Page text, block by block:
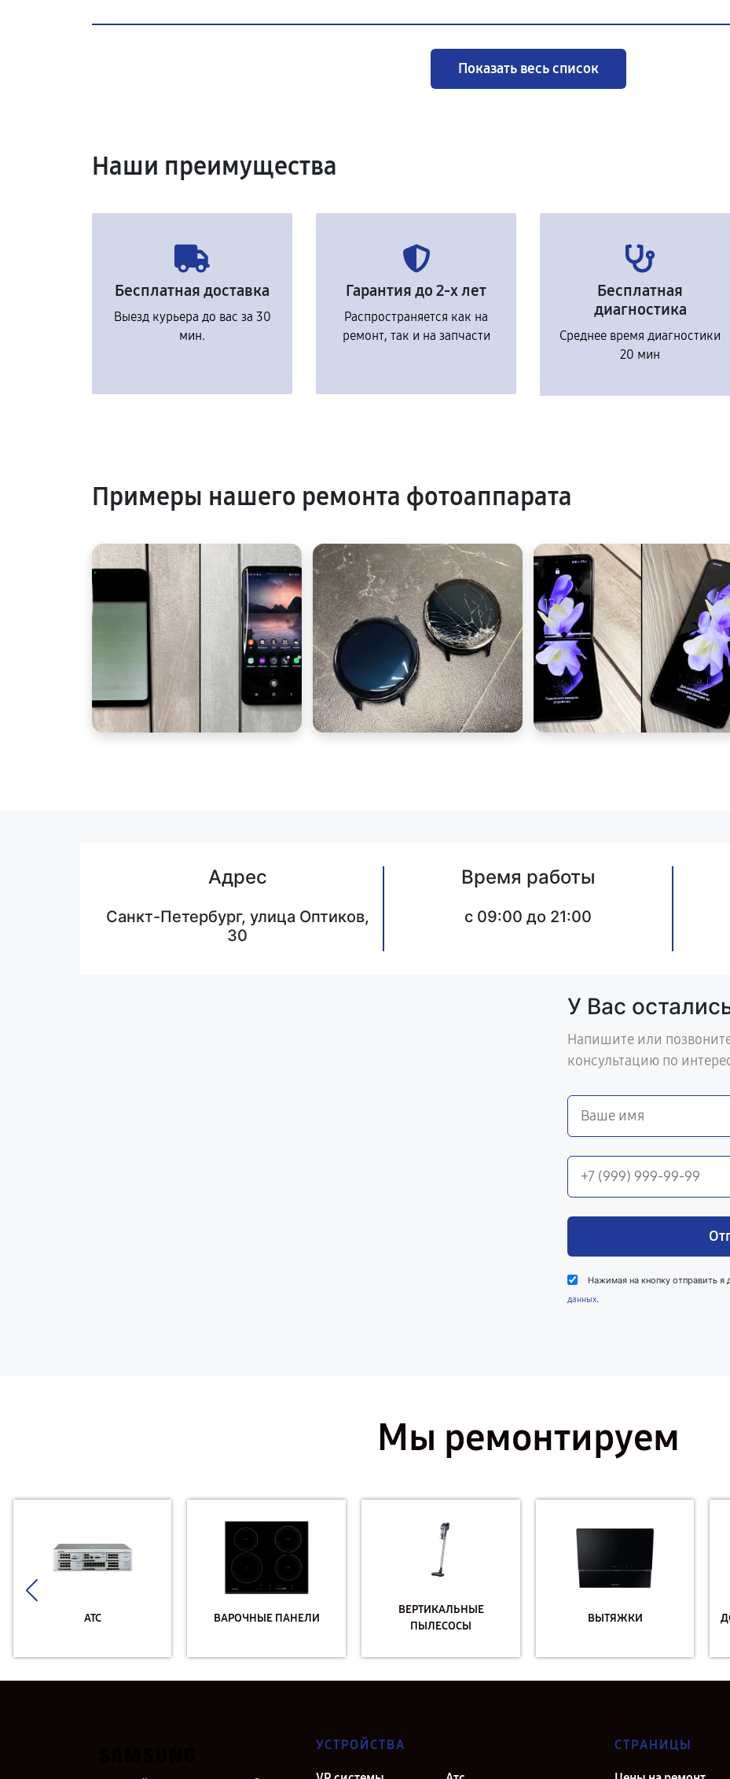
Показать весь список
Наши преимущества
Бесплатная доставка
Выезд курьера до вас за 30
мин.
Гарантия до 2-х лет
Распространяется как на
ремонт, так и на запчасти
Бесплатная
диагностика
Среднее время диагностики
20 мин
Примеры нашего ремонта фотоаппарата
Адрес
Санкт-Петербург, улица Оптиков,
30
Время работы
c 09:00 до 21:00
У Вас
Напишите или
консультацию по
Нажимая на кнопку отправить я
данных.
Мы ремонтируем
АТС ВАРОЧНЫЕ ПАНЕЛИ
ВЕРТИКАЛЬНЫЕ
ПЫЛЕСОСЫ
ВЫТЯЖКИ
УСТРОЙСТВА СТРАНИЦЫ